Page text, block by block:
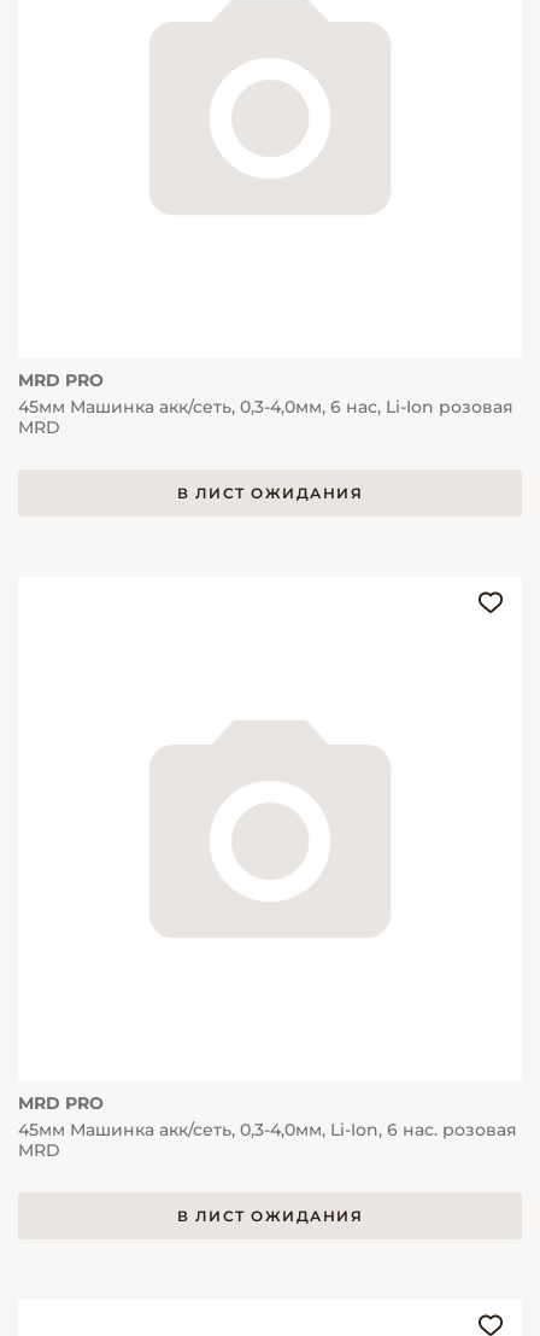
MRD PRO
45мм Машинка акк/сеть, 0,3-4,0мм, 6 нас, Li-Ion розовая
MRD
В ЛИСТ ОЖИДАНИЯ
MRD PRO
45мм Машинка акк/сеть, 0,3-4,0мм, Li-Ion, 6 нас. розовая
MRD
В ЛИСТ ОЖИДАНИЯ